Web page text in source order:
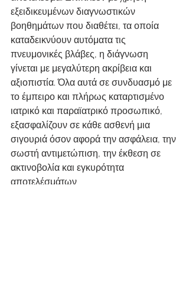
εξειδικευμένων διαγνωστικών
βοηθημάτων που διαθέτει, τα οποία
καταδεικνύουν αυτόματα τις
πνευμονικές βλάβες, η διάγνωση
γίνεται με μεγαλύτερη ακρίβεια και
αξιοπιστία. Όλα αυτά σε συνδυασμό με
το έμπειρο και πλήρως καταρτισμένο
ιατρικό και παραϊατρικό προσωπικό,
εξασφαλίζουν σε κάθε ασθενή μια
σιγουριά όσον αφορά την ασφάλεια, την
σωστή αντιμετώπιση, την έκθεση σε
ακτινοβολία και εγκυρότητα
αποτελέσμάτων